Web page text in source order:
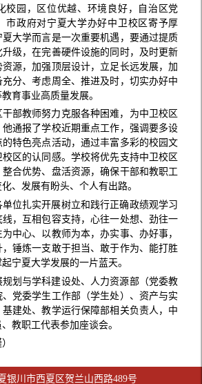
校园，区位优越、环境良好，自治区党
市政府对宁夏大学办好中卫校区寄予厚
大学而言是一次重要机遇，要通过提质
级，在完善硬件设施的同时，及时更新
源，加强顶层设计，立足长远发展，加
分、考虑周全、推进及时，切实办好中
育事业高质量发展。
部教师努力克服各种困难，为中卫校区
通报了学校近期重点工作，强调要多设
特色亮点活动，通过丰富多彩的校园文
区的认同感。学校将优先支持中卫校区
合优势、盘活资源，确保干部和教职工
、发展有盼头、个人有出路。
位扎实开展树立和践行正确政绩观学习
，互相包容支持，心往一处想、劲往一
中心、以教师为本，办实事、办好事，
锤炼一支敢于担当、敢于作为、能打胜
宁夏大学发展的一片蓝天。
划与学科建设处、人力资源部（党委教
党委学生工作部（学生处）、资产与实
建处、教学运行保障部相关负责人，中
教职工代表参加座谈会。
银川市西夏区贺兰山西路489号